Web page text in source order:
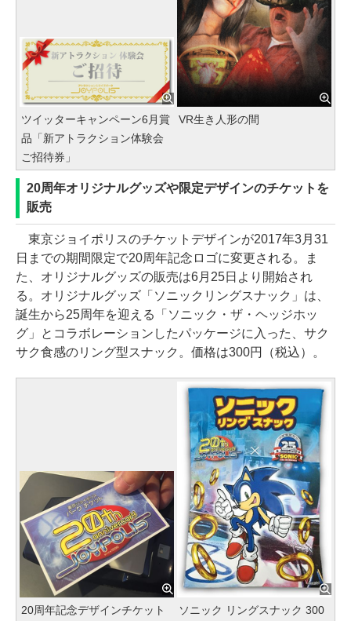
ツイッターキャンペーン6月賞
品「新アトラクション体験会
ご招待券」
VR生き人形の間
20周年オリジナルグッズや限定デザインのチケットを
販売
東京ジョイポリスのチケットデザインが2017年3月31
日までの期間限定で20周年記念ロゴに変更される。ま
た、オリジナルグッズの販売は6月25日より開始され
る。オリジナルグッズ「ソニックリングスナック」は、
誕生から25周年を迎える「ソニック・ザ・ヘッジホッ
グ」とコラボレーションしたパッケージに入った、サク
サク食感のリング型スナック。価格は300円（税込）。
20周年記念デザインチケット
ソニック リングスナック 300